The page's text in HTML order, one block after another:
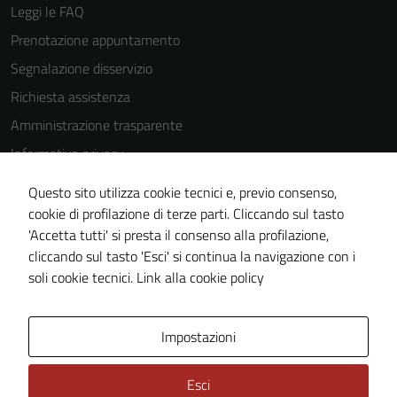
Leggi le FAQ
Prenotazione appuntamento
Segnalazione disservizio
Richiesta assistenza
Amministrazione trasparente
Informativa privacy
Cookie Policy
Note legali
Dichiarazione di accessibilità
Piano di miglioramento del sito
Questo sito utilizza cookie tecnici e, previo consenso,
cookie di profilazione di terze parti. Cliccando sul tasto
'Accetta tutti' si presta il consenso alla profilazione,
cliccando sul tasto 'Esci' si continua la navigazione con i
soli cookie tecnici. Link alla cookie policy
Impostazioni
Esci